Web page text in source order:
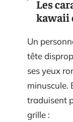
Les
kawaii
Un
tête
ses yeux
minuscule.
traduisent
grille :